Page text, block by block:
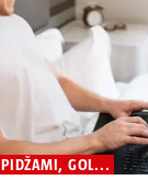
GOL...